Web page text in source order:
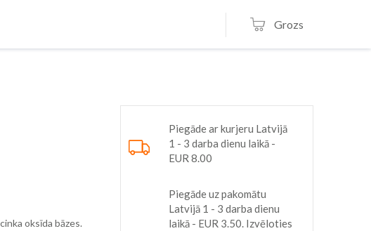
Grozs
oksīda bāzes.
Piegāde ar kurjeru Latvijā
1 - 3 darba dienu laikā -
EUR 8.00
Piegāde uz pakomātu
Latvijā 1 - 3 darba dienu
laikā - EUR 3.50. Izvēloties